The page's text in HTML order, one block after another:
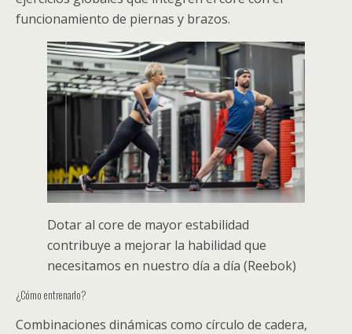
funcionamiento de piernas y brazos.
Dotar al core de mayor estabilidad
contribuye a mejorar la habilidad que
necesitamos en nuestro día a día (Reebok)
¿Cómo entrenarlo?
Combinaciones dinámicas como círculo de cadera,